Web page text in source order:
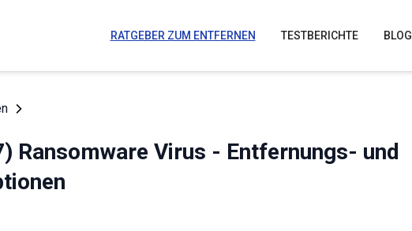
RATGEBER ZUM ENTFERNEN TESTBERICHTE BLOG
Ransomware Virus - Entfernungs- und